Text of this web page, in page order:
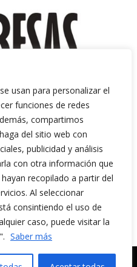
usan para personalizar el
funciones de redes
compartimos
del sitio web con
publicidad y análisis
con otra información que
recopilado a partir del
Al seleccionar
consintiendo el uso de
caso, puede visitar la
Saber más
de Privacidad
Todos los